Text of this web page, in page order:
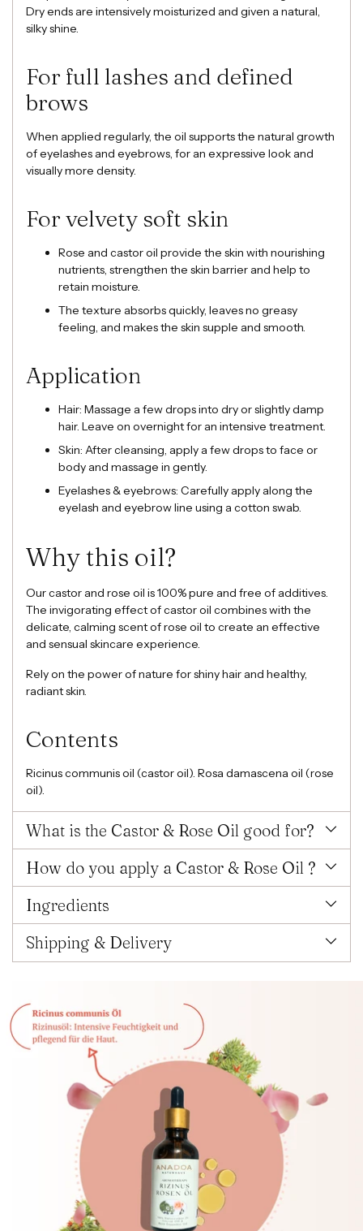
Dry ends are intensively moisturized and given a natural,
silky shine.
For full lashes and defined
brows
When applied regularly, the oil supports the natural growth
of eyelashes and eyebrows, for an expressive look and
visually more density.
For velvety soft skin
Rose and castor oil provide the skin with nourishing
nutrients, strengthen the skin barrier and help to
retain moisture.
The texture absorbs quickly, leaves no greasy
feeling, and makes the skin supple and smooth.
Application
Hair: Massage a few drops into dry or slightly damp
hair. Leave on overnight for an intensive treatment.
Skin: After cleansing, apply a few drops to face or
body and massage in gently.
Eyelashes & eyebrows: Carefully apply along the
eyelash and eyebrow line using a cotton swab.
Why this oil?
Our castor and rose oil is 100% pure and free of additives.
The invigorating effect of castor oil combines with the
delicate, calming scent of rose oil to create an effective
and sensual skincare experience.
Rely on the power of nature for shiny hair and healthy,
radiant skin.
Contents
Ricinus communis oil (castor oil). Rosa damascena oil (rose
oil).
What is the Castor & Rose Oil good for?
How do you apply a Castor & Rose Oil ?
Ingredients
Shipping & Delivery